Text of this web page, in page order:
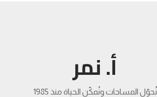
أ. نمر
نُحوّل المساحات ونُمكّن الحياة منذ 1985